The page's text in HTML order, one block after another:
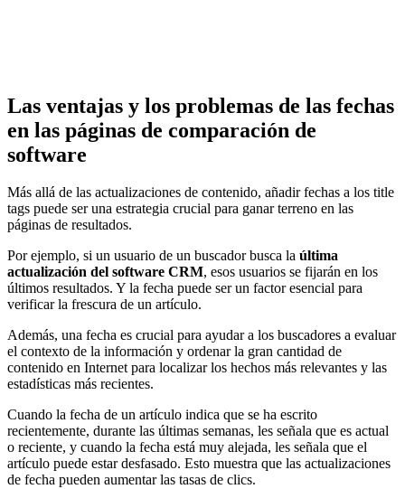
Las ventajas y los problemas de las fechas
en las páginas de comparación de
software
Más allá de las actualizaciones de contenido, añadir fechas a los title
tags puede ser una estrategia crucial para ganar terreno en las
páginas de resultados.
Por ejemplo, si un usuario de un buscador busca la última
actualización del software CRM, esos usuarios se fijarán en los
últimos resultados. Y la fecha puede ser un factor esencial para
verificar la frescura de un artículo.
Además, una fecha es crucial para ayudar a los buscadores a evaluar
el contexto de la información y ordenar la gran cantidad de
contenido en Internet para localizar los hechos más relevantes y las
estadísticas más recientes.
Cuando la fecha de un artículo indica que se ha escrito
recientemente, durante las últimas semanas, les señala que es actual
o reciente, y cuando la fecha está muy alejada, les señala que el
artículo puede estar desfasado. Esto muestra que las actualizaciones
de fecha pueden aumentar las tasas de clics.